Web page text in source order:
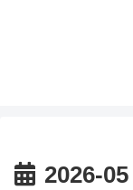
2026-05